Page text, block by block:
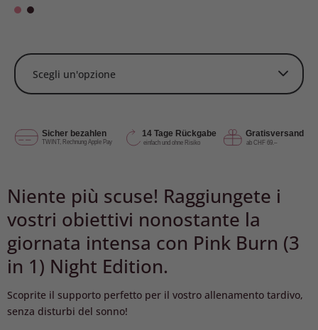
Niente più scuse! Raggiungete i
vostri obiettivi nonostante la
giornata intensa con Pink Burn (3
in 1) Night Edition.
Scoprite il supporto perfetto per il vostro allenamento tardivo,
senza disturbi del sonno!